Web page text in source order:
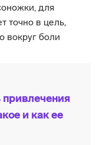
для
точно в цель,
вокруг боли
привлечения
и как ее